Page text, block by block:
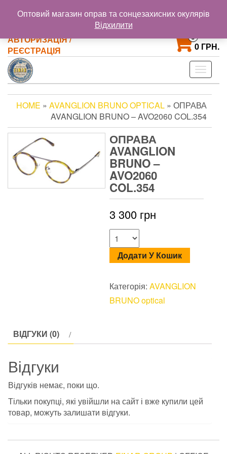
@gmail.com
+38 093 121 72 02
+38 063 853 58 33
АВТОРИЗАЦІЯ /
РЕЄСТРАЦІЯ
0
0 ГРН.
Toggle
HOME » AVANGLION BRUNO OPTICAL » ОПРАВА
AVANGLION BRUNO – AVO2060 COL.354
ОПРАВА
AVANGLION
BRUNO –
AVO2060
COL.354
3 300 грн
Додати У Кошик
Категорія:AVANGLION
BRUNO optical
ВІДГУКИ (0)
Відгуки
Відгуків немає, поки що.
Тільки покупці, які увійшли на сайт і вже купили цей
товар, можуть залишати відгуки.
Оптовий магазин оправ та сонцезахисних окулярів
Відхилити